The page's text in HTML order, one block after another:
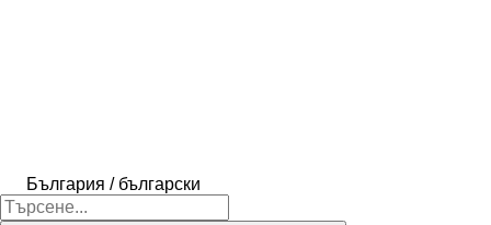
България / български